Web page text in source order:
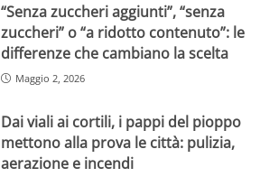
“Senza zuccheri aggiunti”, “senza
zuccheri” o “a ridotto contenuto”: le
differenze che cambiano la scelta
Maggio 2, 2026
Dai viali ai cortili, i pappi del pioppo
mettono alla prova le città: pulizia,
aerazione e incendi